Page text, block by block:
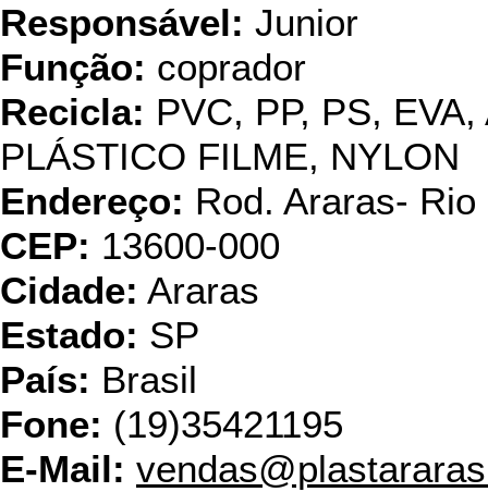
Responsável: Junior
Função: coprador
Recicla: PVC, PP, PS,
PLÁSTICO FILME, NYLON
Endereço: Rod. Araras-
CEP: 13600-000
Cidade: Araras
Estado: SP
País: Brasil
Fone: (19)35421195
E-Mail: